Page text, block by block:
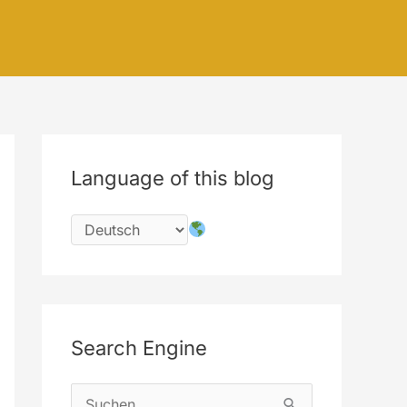
Language of this blog
Search Engine